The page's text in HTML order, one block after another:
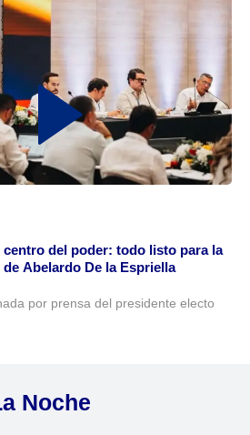
centro del poder: todo listo para la
Abelardo De la Espriella
por prensa del presidente electo
Noche